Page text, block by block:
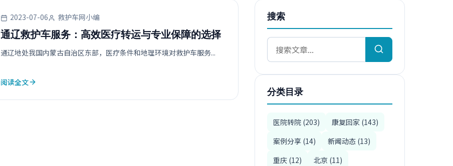
2023-07-06 救护车网小编
通辽救护车服务：高效医疗转运与专业保障的选择
通辽地处我国内蒙古自治区东部，医疗条件和地理环境对救护车服务...
阅读全文
搜索
分类目录
医院转院 (203)
康复回家 (143)
案例分享 (14)
新闻动态 (13)
重庆 (12)
北京 (11)